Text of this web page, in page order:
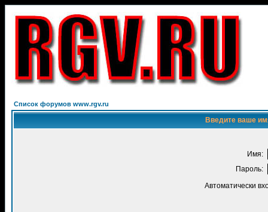
Список форумов www.rgv.ru
Введите ваше
Имя:
Пароль:
Автоматически